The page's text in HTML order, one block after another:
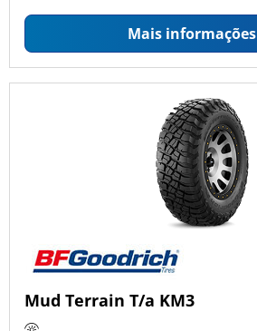
Mais informações
Mud Terrain T/a KM3